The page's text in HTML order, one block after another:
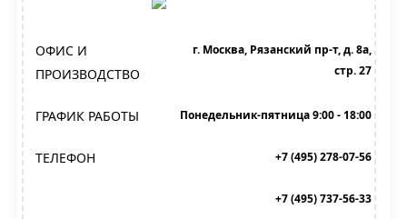
ОФИС И
ПРОИЗВОДСТВО
г. Москва, Рязанский пр-т, д. 8а,
стр. 27
ГРАФИК РАБОТЫ Понедельник-пятница 9:00 - 18:00
ТЕЛЕФОН +7 (495) 278-07-56
+7 (495) 737-56-33